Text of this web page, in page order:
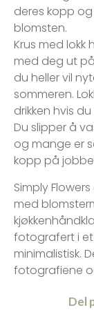
deres kopp
blomsten.
Krus med lokk
med deg ut
du heller vil
sommeren.
drikken hvis
Du slipper å
og mange er
kopp på
Simply
med
fotografert i et
minimalistisk.
fotografiene
Del